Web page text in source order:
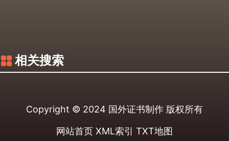
相关搜索
Copyright © 2024 国外证书制作 版权所有
网站首页 XML索引 TXT地图